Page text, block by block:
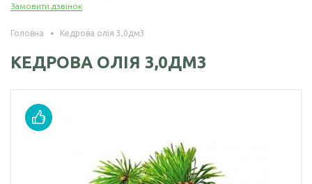
Замовити дзвінок
кісточок олія
Віноградних
кісточок олія
Гірчична олія
Волоського горіха
Кедрового горіха
Амарантова олія
олія
БОРОШНО
Борошно
амарантове
виноградних
кісточок
НАСІННЯ
Насіння коноплі
Головна Кедрова олія 3,0дм3
КЕДРОВА ОЛІЯ 3,0ДМ3